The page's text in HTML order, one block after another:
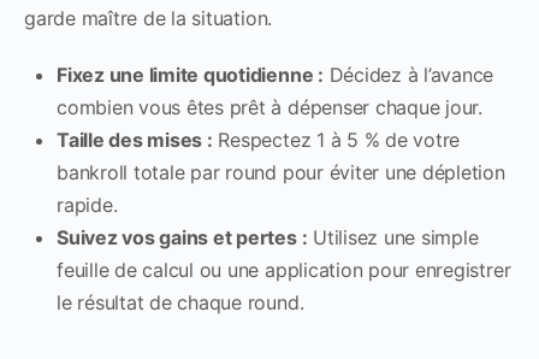
garde maître de la situation.
Fixez une limite quotidienne : Décidez à l’avance
combien vous êtes prêt à dépenser chaque jour.
Taille des mises : Respectez 1 à 5 % de votre
bankroll totale par round pour éviter une dépletion
rapide.
Suivez vos gains et pertes : Utilisez une simple
feuille de calcul ou une application pour enregistrer
le résultat de chaque round.